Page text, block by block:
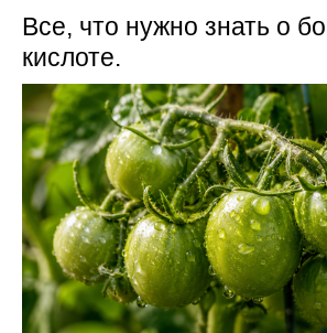
Все, что нужно знать о
кислоте.